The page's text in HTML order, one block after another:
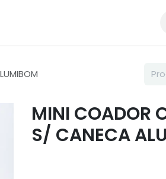
MINI COADOR
S/ CANECA